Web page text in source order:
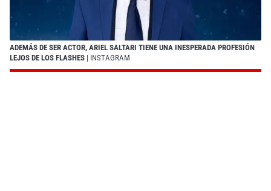
ADEMÁS DE SER ACTOR, ARIEL SALTARI TIENE UNA INESPERADA PROFESIÓN
LEJOS DE LOS FLASHES | INSTAGRAM